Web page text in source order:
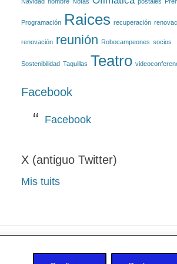
Programación Raices recuperación
renovación reunión Robocampeones socios
Sostenibilidad Taquillas Teatro
Facebook
Facebook
X (antiguo Twitter)
Mis tuits